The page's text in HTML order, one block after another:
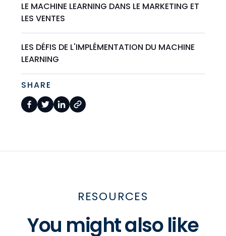
LE MACHINE LEARNING DANS LE MARKETING ET
LES VENTES
LES DÉFIS DE L'IMPLÉMENTATION DU MACHINE
LEARNING
SHARE
RESOURCES
You might also like